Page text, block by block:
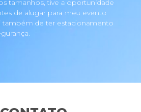
tamanhos, tive a oportunidade
de alugar para meu evento
também de ter estacionamento